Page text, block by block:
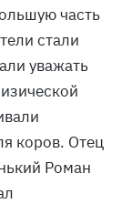
часть
стали
уважать
коров. Отец
Роман